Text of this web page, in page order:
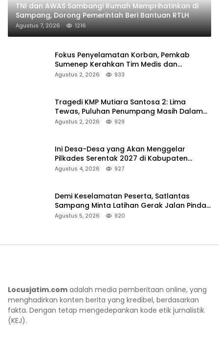
TNI dan AWAS Sambangi Rumah Memprihatinkan di
Sampang, Dorong Pemerintah Beri Bantuan RTLH
Agustus 7, 2026 1216
Fokus Penyelamatan Korban, Pemkab
Sumenep Kerahkan Tim Medis dan
Ambulans ke Pelabuhan Kalianget
Agustus 2, 2026 933
Tragedi KMP Mutiara Santosa 2: Lima
Tewas, Puluhan Penumpang Masih Dalam
Pencarian
Agustus 2, 2026 929
Ini Desa-Desa yang Akan Menggelar
Pilkades Serentak 2027 di Kabupaten
Sumenep
Agustus 4, 2026 927
Demi Keselamatan Peserta, Satlantas
Sampang Minta Latihan Gerak Jalan Pindah
ke Lokasi Aman
Agustus 5, 2026 920
Locusjatim.com adalah media pemberitaan online, yang
menghadirkan konten berita yang kredibel, berdasarkan
fakta. Dengan tetap mengedepankan kode etik jurnalistik
(KEJ).